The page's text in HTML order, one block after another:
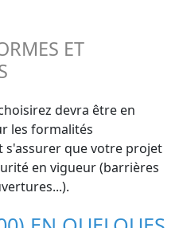
ET
devra être en
les formalités
s'assurer que votre projet
en vigueur (barrières